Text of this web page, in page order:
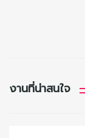
งานที่น่าสนใจ